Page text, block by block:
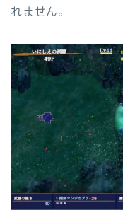
れません。